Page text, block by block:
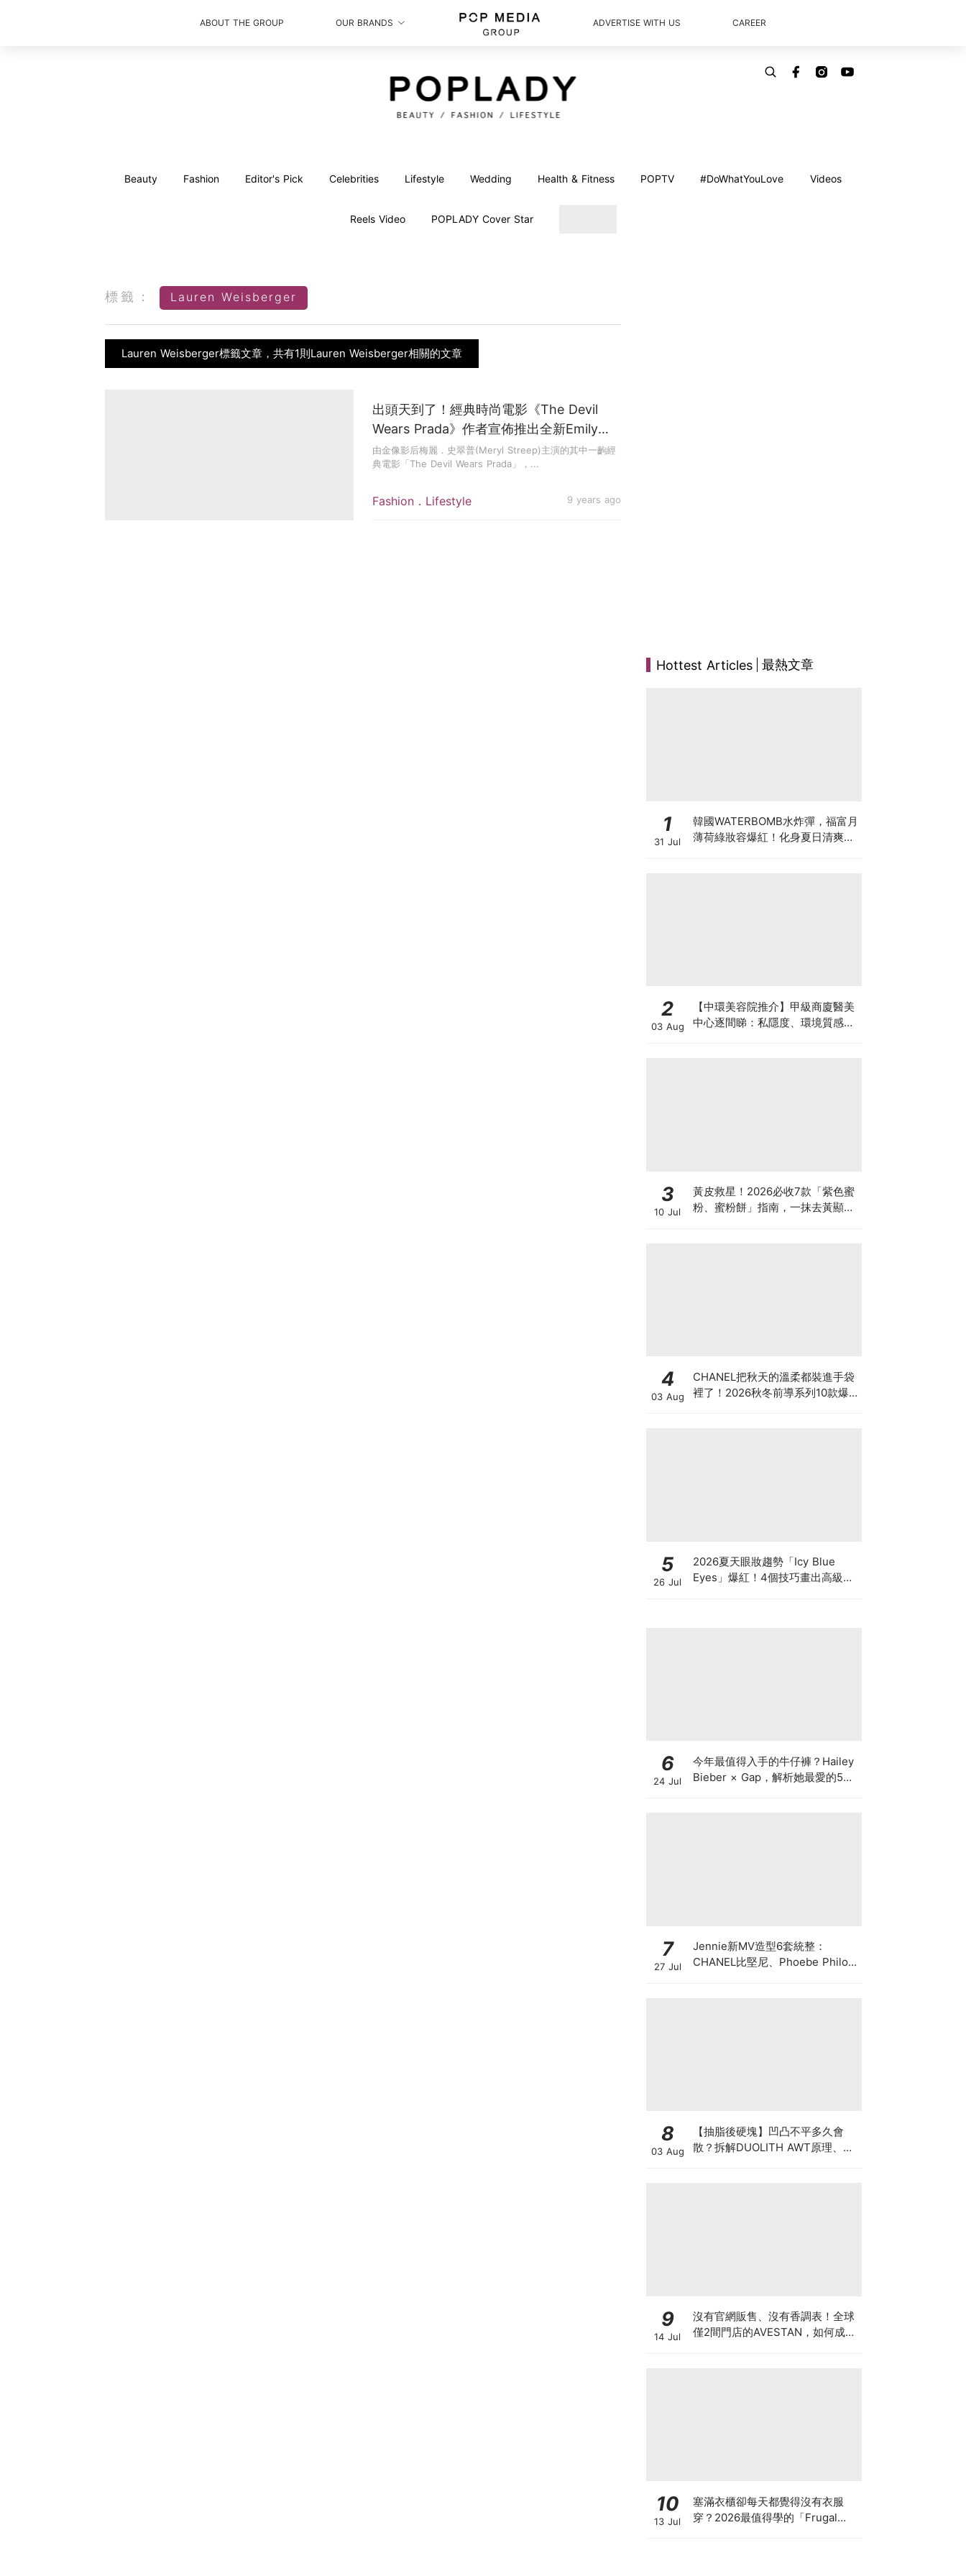
ABOUT THE GROUP OUR BRANDS ADVERTISE WITH US CAREER
Beauty Fashion Editor's Pick Celebrities Lifestyle Wedding Health & Fitness POPTV #DoWhatYouLove Videos
Reels Video POPLADY Cover Star
標籤： Lauren Weisberger
Lauren Weisberger標籤文章，共有1則Lauren Weisberger相關的文章
Fashion．Lifestyle 9 years ago
出頭天到了！經典時尚電影《The Devil
Wears Prada》作者宣佈推出全新Emily
Charlton外傳
由金像影后梅麗．史翠普(Meryl Streep)主演的其中一齣經
典電影「The Devil Wears Prada」，...
Hottest Articles 最熱文章
1
31 Jul
韓國WATERBOMB水炸彈，福富月
薄荷綠妝容爆紅！化身夏日清爽
2
03 Aug
【中環美容院推介】甲級商廈醫美
中心逐間睇：私隱度、環境質感、
3
10 Jul
黃皮救星！2026必收7款「紫色蜜
粉、蜜粉餅」指南，一抹去黃顯
4
03 Aug
CHANEL把秋天的溫柔都裝進手袋
裡了！2026秋冬前導系列10款爆
5
26 Jul
2026夏天眼妝趨勢「Icy Blue
Eyes」爆紅！4個技巧畫出高級冰
6
24 Jul
今年最值得入手的牛仔褲？Hailey
Bieber × Gap，解析她最愛的5種
7
27 Jul
Jennie新MV造型6套統整：
CHANEL比堅尼、Phoebe Philo
8
03 Aug
【抽脂後硬塊】凹凸不平多久會
散？拆解DUOLITH AWT原理、按
9
14 Jul
沒有官網販售、沒有香調表！全球
僅2間門店的AVESTAN，如何成為
10
13 Jul
塞滿衣櫃卻每天都覺得沒有衣服
穿？2026最值得學的「Frugal